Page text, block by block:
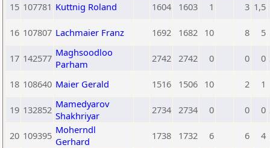
15 107781 Kuttnig Roland 1604 1603 1 3 1,5
16 107807 Lachmaier Franz 1692 1682 10 8 5
17 142577 Maghsoodloo
Parham
2742 2742 0 0 0
18 108640 Maier Gerald 1516 1506 10 2 1
19 132852 Mamedyarov
Shakhriyar
2734 2734 0 0 0
20 109395 Moherndl
Gerhard
1738 1732 6 6 4